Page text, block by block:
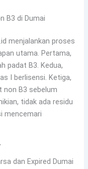
B3 di Dumai
menjalankan proses
utama. Pertama,
padat B3. Kedua,
I berlisensi. Ketiga,
non B3 sebelum
tidak ada residu
mencemari
dan Expired Dumai